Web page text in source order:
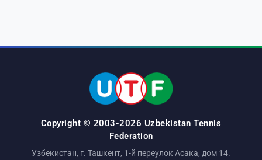
Copyright © 2003-2026 Uzbekistan Tennis
Federation
Узбекистан, г. Ташкент, 1-й переулок Асака, дом 14.